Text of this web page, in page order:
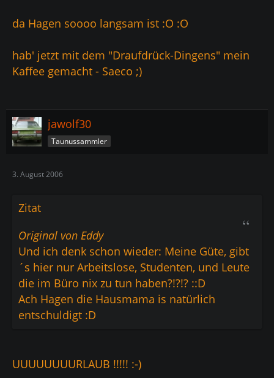
da Hagen soooo langsam ist :O :O
hab' jetzt mit dem "Draufdrück-Dingens" mein
Kaffee gemacht - Saeco ;)
jawolf30
Taunussammler
3. August 2006
Zitat
Original von Eddy
Und ich denk schon wieder: Meine Güte, gibt
´s hier nur Arbeitslose, Studenten, und Leute
die im Büro nix zu tun haben?!?!? ::D
Ach Hagen die Hausmama is natürlich
entschuldigt :D
UUUUUUUURLAUB !!!!! :-)